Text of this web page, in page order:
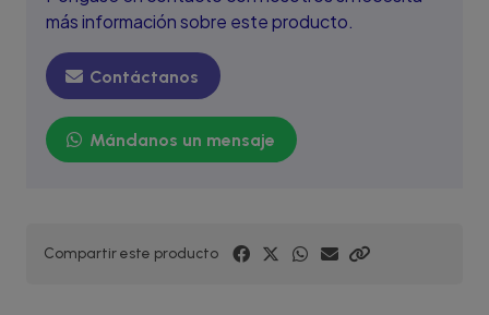
más información sobre este producto.
Contáctanos
Mándanos un mensaje
Compartir este producto